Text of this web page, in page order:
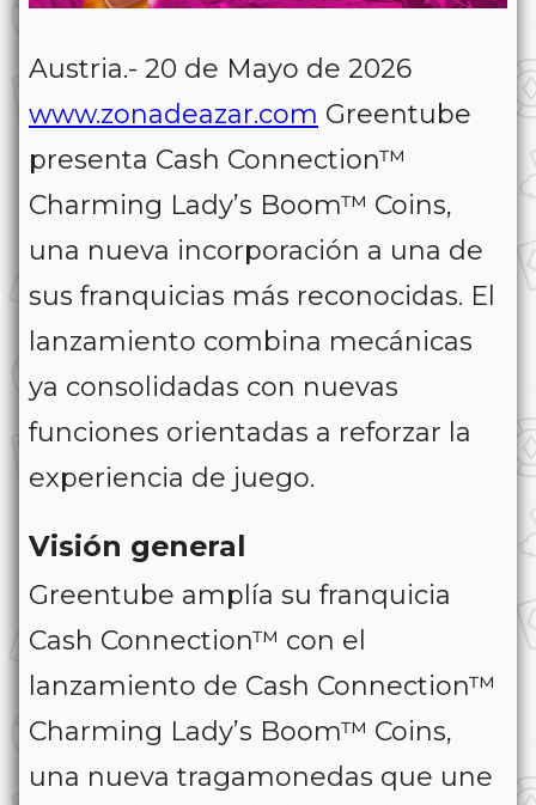
Austria.- 20 de Mayo de 2026
www.zonadeazar.com Greentube
presenta Cash Connection™
Charming Lady’s Boom™ Coins,
una nueva incorporación a una de
sus franquicias más reconocidas. El
lanzamiento combina mecánicas
ya consolidadas con nuevas
funciones orientadas a reforzar la
experiencia de juego.
Visión general
Greentube amplía su franquicia
Cash Connection™ con el
lanzamiento de Cash Connection™
Charming Lady’s Boom™ Coins,
una nueva tragamonedas que une